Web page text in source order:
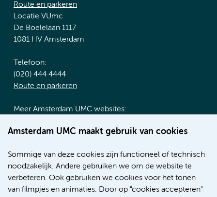
Amsterdam UMC maakt gebruik van cookies
Sommige van deze cookies zijn functioneel of technisch
noodzakelijk. Andere gebruiken we om de website te
verbeteren. Ook gebruiken we cookies voor het tonen
van filmpjes en animaties. Door op "cookies accepteren"
Route en parkeren
Locatie VUmc
De Boelelaan 1117
1081 HV Amsterdam
Telefoon:
(020) 444 4444
Route en parkeren
Meer Amsterdam UMC websites:
Werken bij Amsterdam UMC
Nieuws
Research
Educatie locatie AMC
Educatie locatie VUmc